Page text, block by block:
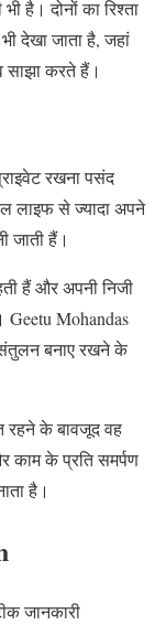
है। दोनों का रिश्ता
देखा जाता है, जहां
करते हैं।
रखना पसंद
लाइफ से ज्यादा अपने
जाती हैं।
हैं और अपनी निजी
Geetu Mohandas
बनाए रखने के
रहने के बावजूद वह
काम के प्रति समर्पण
है।
जानकारी